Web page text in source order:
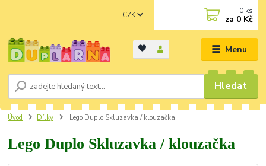
Menu
CZK
Hledat
0 ks
za 0 Kč
Úvod Dílky Lego Duplo Skluzavka / klouzačka
Lego Duplo Skluzavka / klouzačka